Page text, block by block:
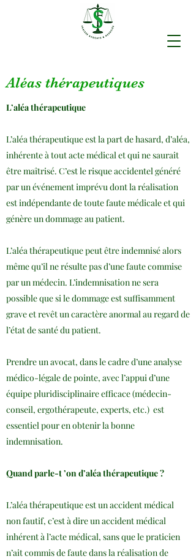
Aléas thérapeutiques
L’aléa thérapeutique
L’aléa thérapeutique est la part de hasard, d’aléa,
inhérente à tout acte médical et qui ne saurait
être maîtrisé. C’est le risque accidentel généré
par un événement imprévu dont la réalisation
est indépendante de toute faute médicale et qui
génère un dommage au patient.
L’aléa thérapeutique peut être indemnisé alors
même qu’il ne résulte pas d’une faute commise
par un médecin. L’indemnisation ne sera
possible que si le dommage est suffisamment
grave et revêt un caractère anormal au regard de
l’état de santé du patient.
Prendre un avocat, dans le cadre d’une analyse
médico-légale de pointe, avec l’appui d’une
équipe pluridisciplinaire efficace (médecin-
conseil, ergothérapeute, experts, etc.) est
essentiel pour en obtenir la bonne
indemnisation.
Quand parle-t ’on d’aléa thérapeutique ?
L’aléa thérapeutique est un accident médical
non fautif, c’est à dire un accident médical
inhérent à l’acte médical, sans que le praticien
n’ait commis de faute dans la réalisation de